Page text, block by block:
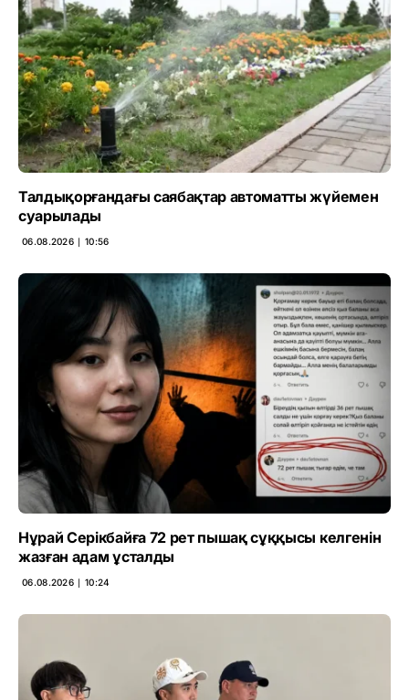
Талдықорғандағы саябақтар автоматты жүйемен
суарылады
06.08.2026 ∣ 10:56
Нұрай Серікбайға 72 рет пышақ сұққысы келгенін
жазған адам ұсталды
06.08.2026 ∣ 10:24